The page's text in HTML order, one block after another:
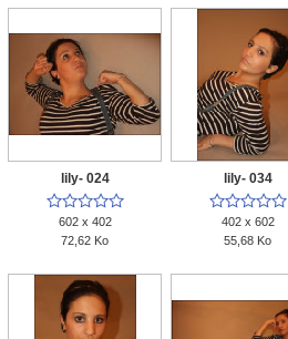
lily- 024

602 x 402
72,62 Ko
lily- 034

402 x 602
55,68 Ko